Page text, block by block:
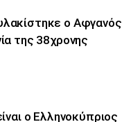
ο Αφγανός
της 38χρονης
ο Ελληνοκύπριος